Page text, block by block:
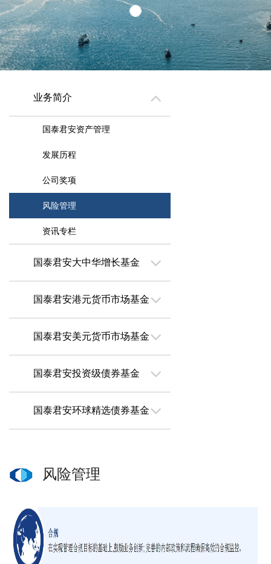
业务简介
国泰君安资产管理
发展历程
公司奖项
风险管理
资讯专栏
国泰君安大中华增长基金
国泰君安港元货币市场基金
国泰君安美元货币市场基金
国泰君安投资级债券基金
国泰君安环球精选债券基金
风险管理